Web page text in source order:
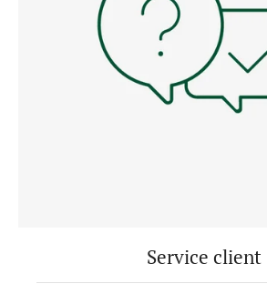
Service client